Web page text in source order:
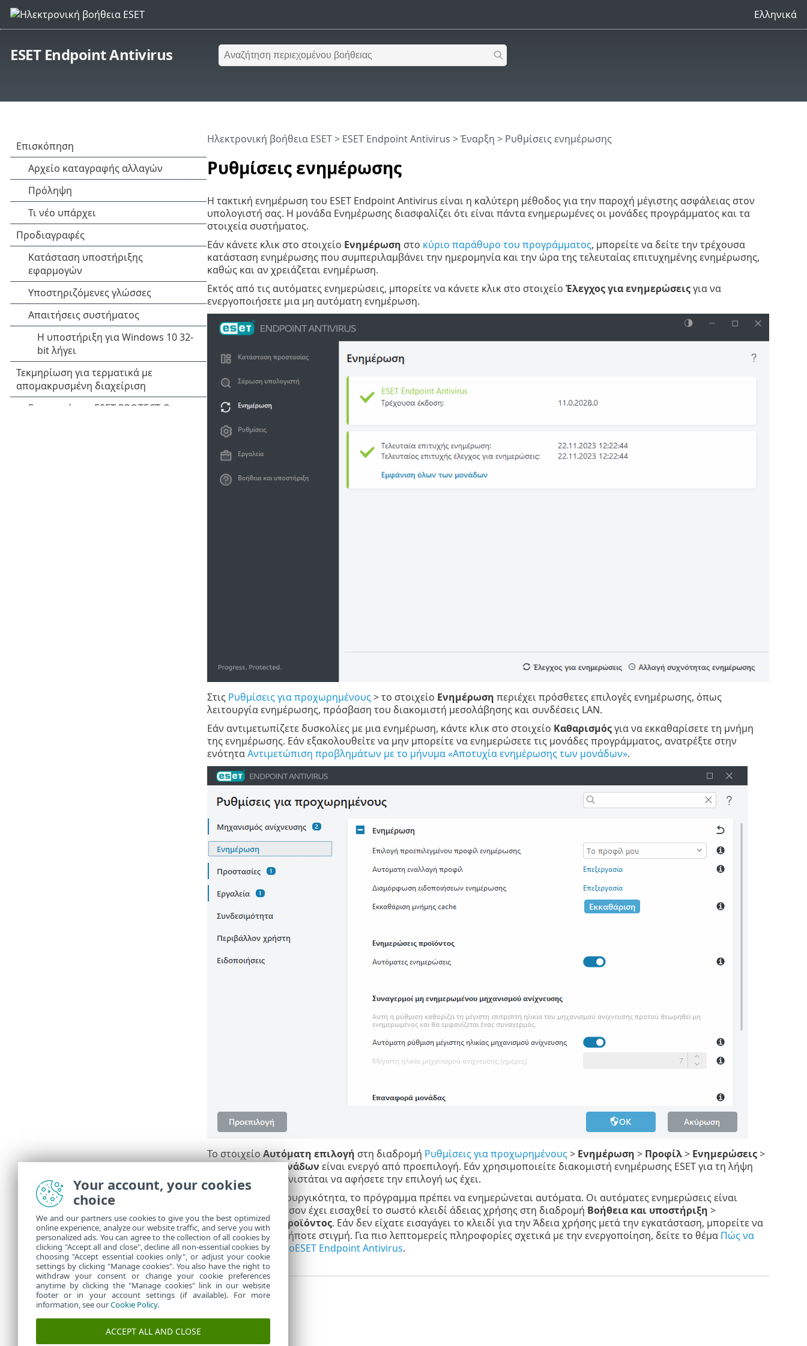
Ελληνικά
ESET Endpoint Antivirus
Ρυθμίσεις ενημέρωσης
Ηλεκτρονική βοήθεια ESET> ESET Endpoint Antivirus >Έναρξη > Ρυθμίσεις ενημέρωσης
Η τακτική ενημέρωση του ESET Endpoint Antivirus είναι η καλύτερη μέθοδος για την παροχή μέγιστης ασφάλειας στον
υπολογιστή σας. Η μονάδα Ενημέρωσης διασφαλίζει ότι είναι πάντα ενημερωμένες οι μονάδες προγράμματος και τα
στοιχεία συστήματος.
Εάν κάνετε κλικ στο στοιχείο Ενημέρωση στο κύριο παράθυρο του προγράμματος, μπορείτε να δείτε την τρέχουσα
κατάσταση ενημέρωσης που συμπεριλαμβάνει την ημερομηνία και την ώρα της τελευταίας επιτυχημένης ενημέρωσης,
καθώς και αν χρειάζεται ενημέρωση.
Εκτός από τις αυτόματες ενημερώσεις, μπορείτε να κάνετε κλικ στο στοιχείο Έλεγχος για ενημερώσειςγια να
ενεργοποιήσετε μια μη αυτόματη ενημέρωση.
Στις Ρυθμίσεις για προχωρημένους> το στοιχείο Ενημέρωση περιέχει πρόσθετες επιλογές ενημέρωσης, όπως
λειτουργία ενημέρωσης, πρόσβαση του διακομιστή μεσολάβησης και συνδέσεις LAN.
Εάν αντιμετωπίζετε δυσκολίες με μια ενημέρωση, κάντε κλικ στο στοιχείο Καθαρισμόςγια να εκκαθαρίσετε τη μνήμη
της ενημέρωσης. Εάν εξακολουθείτε να μην μπορείτε να ενημερώσετε τις μονάδες προγράμματος, ανατρέξτε στην
ενότηταΑντιμετώπιση προβλημάτων με το μήνυμα «Αποτυχία ενημέρωσης των μονάδων».
Το στοιχείοΑυτόματη επιλογή στη διαδρομή Ρυθμίσεις για προχωρημένους> Ενημέρωση > Προφίλ> Ενημερώσεις>
Ενημερώσεις μονάδων είναι ενεργό από προεπιλογή. Εάν χρησιμοποιείτε διακομιστή ενημέρωσης ESET για τη λήψη
ενημερώσεων, συνιστάται να αφήσετε την επιλογή ως έχει.
Για βέλτιστη λειτουργικότητα, το πρόγραμμα πρέπει να ενημερώνεται αυτόματα. Οι αυτόματες ενημερώσεις είναι
εφικτές μόνο εφόσον έχει εισαχθεί το σωστό κλειδί άδειας χρήσης στη διαδρομή Βοήθεια και υποστήριξη >
Ενεργοποίηση προϊόντος. Εάν δεν είχατε εισαγάγει το κλειδί για την Άδεια χρήσης μετά την εγκατάσταση, μπορείτε να
το κάνετε οποιαδήποτε στιγμή. Για πιο λεπτομερείς πληροφορίες σχετικά με την ενεργοποίηση, δείτε το θέμα Πώς να
ενεργοποιήσετε τοESET Endpoint Antivirus.
Your account, your cookies
choice
We and our partners use cookies to give you the best optimized
online experience, analyze our website traffic, and serve you with
personalized ads. You can agree to the collection of all cookies by
clicking "Accept all and close", decline all non-essential cookies by
choosing "Accept essential cookies only", or adjust your cookie
settings by clicking "Manage cookies". You also have the right to
withdraw your consent or change your cookie preferences
anytime by clicking the "Manage cookies" link in our website
footer or in your account settings (if available). For more
information, see ourCookie Policy.
ACCEPT ALL AND CLOSE